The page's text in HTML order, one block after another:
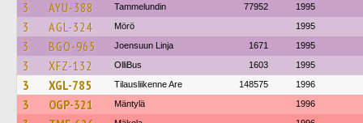
3 AYU-388 Tammelundin 77952 1995
3 AGL-324 Mörö 1995
3 BGO-965 Joensuun Linja 1671 1995
3 XFZ-132 OlliBus 1603 1995
3 XGL-785 Tilausliikenne Are 148575 1996
3 OGP-321 Mäntylä 1996